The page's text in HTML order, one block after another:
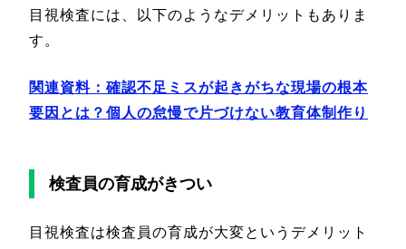
目視検査には、以下のようなデメリットもありま
す。
関連資料：確認不足ミスが起きがちな現場の根本
要因とは？個人の怠慢で片づけない教育体制作り
検査員の育成がきつい
目視検査は検査員の育成が大変というデメリット